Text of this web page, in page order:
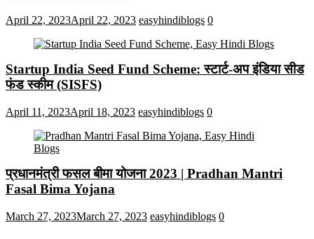
April 22, 2023April 22, 2023 easyhindiblogs 0
Startup India Seed Fund Scheme: स्टार्ट-अप इंडिया सीड
फंड स्कीम (SISFS)
April 11, 2023April 18, 2023 easyhindiblogs 0
प्रधानमंत्री फसल बीमा योजना 2023 | Pradhan Mantri
Fasal Bima Yojana
March 27, 2023March 27, 2023 easyhindiblogs 0